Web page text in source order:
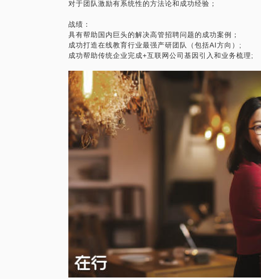
对于团队激励有系统性的方法论和成功经验；
战绩：
具有帮助国内巨头的解决高管招聘问题的成功案例；
成功打造在线教育行业最强产研团队（包括AI方向）;
成功帮助传统企业完成+互联网公司基因引入和业务梳理;